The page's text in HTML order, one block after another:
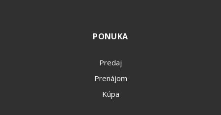
PONUKA
Predaj
Prenájom
Kúpa